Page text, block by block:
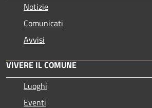
Notizie
Comunicati
Avvisi
VIVERE IL COMUNE
Luoghi
Eventi